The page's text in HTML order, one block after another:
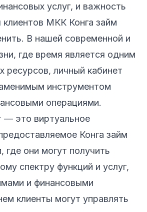
услуг, и важность
клиентов МКК Конга займ
В нашей современной и
где время является одним
ресурсов, личный кабинет
инструментом
операциями.
— это виртуальное
Конга займ
где они могут получить
спектру функций и услуг,
и финансовыми
клиенты могут управлять